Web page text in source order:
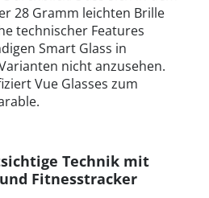
28 Gramm leichten Brille
technischer Features
Smart Glass in
nicht anzusehen.
Vue Glasses zum
Technik mit
Fitnesstracker